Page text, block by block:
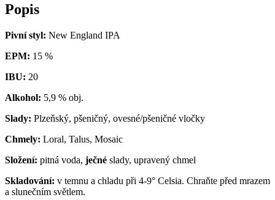
Popis
Pivní styl: New England IPA
EPM: 15 %
IBU: 20
Alkohol: 5,9 % obj.
Slady: Plzeňský, pšeničný, ovesné/pšeničné vločky
Chmely: Loral, Talus, Mosaic
Složení: pitná voda, ječné slady, upravený chmel
Skladování: v temnu a chladu při 4-9° Celsia. Chraňte před mrazem
a slunečním světlem.